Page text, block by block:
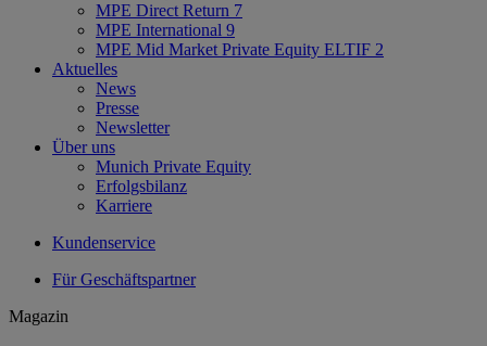
MPE Direct Return 7
MPE International 9
MPE Mid Market Private Equity ELTIF 2
Aktuelles
News
Presse
Newsletter
Über uns
Munich Private Equity
Erfolgsbilanz
Karriere
Kundenservice
Für Geschäftspartner
Magazin